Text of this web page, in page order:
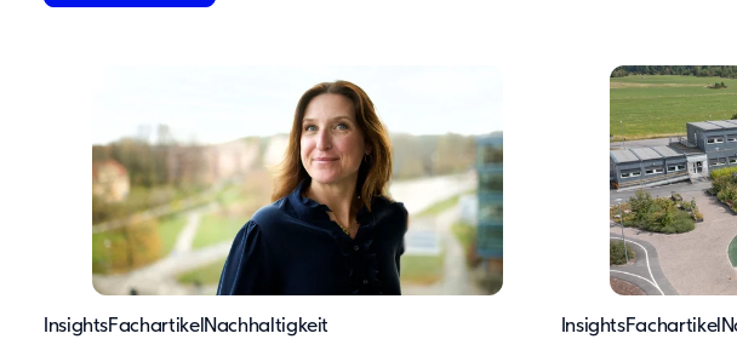
InsightsFachartikelNachhaltigkeit InsightsFachartikel